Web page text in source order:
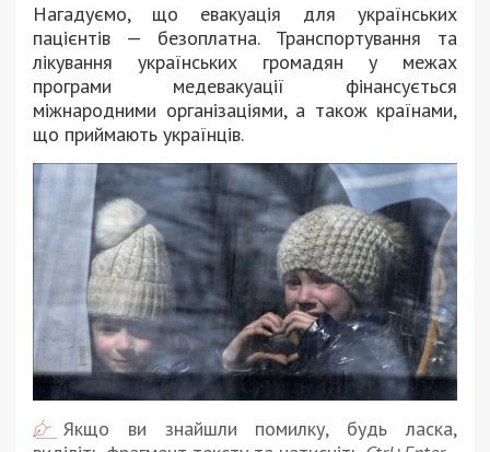
Нагадуємо, що евакуація для українських
пацієнтів — безоплатна. Транспортування та
лікування українських громадян у межах
програми медевакуації фінансується
міжнародними організаціями, а також країнами,
що приймають українців.
Якщо ви знайшли помилку, будь ласка,